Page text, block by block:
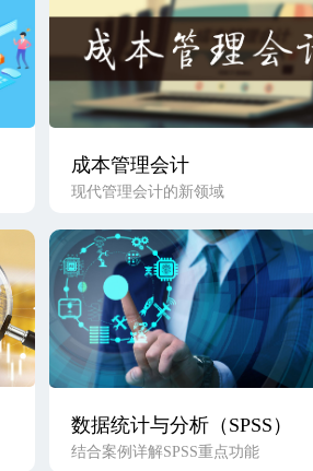
成本管理会计
现代管理会计的新领域
数据统计与分析（SPSS）
结合案例详解SPSS重点功能